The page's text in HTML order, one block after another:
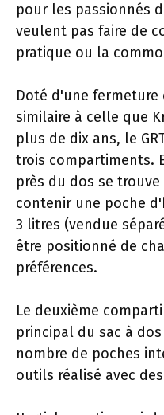
pour les passionnés
veulent pas faire de
pratique ou la
Doté d'une
similaire à celle que
plus de dix ans, le
trois compartiments.
près du dos se
contenir une poche
3 litres (vendue
être positionné de
préférences.
Le deuxième
principal du sac à
nombre de poches
outils réalisé avec des